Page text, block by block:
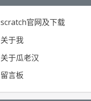
scratch官网及下载
关于我
关于瓜老汉
留言板